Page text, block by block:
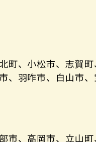
町、小松市、志賀
、羽咋市、白山市
市、高岡市、立山